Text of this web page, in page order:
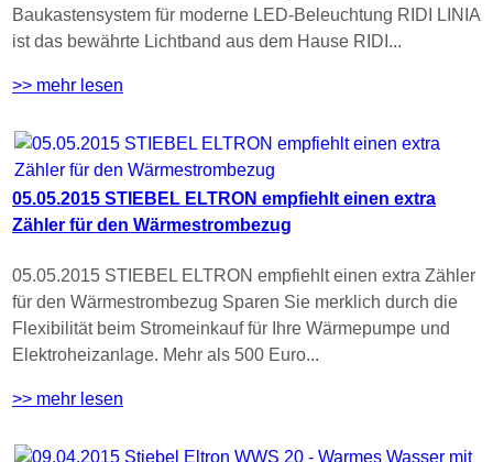
Baukastensystem für moderne LED-Beleuchtung RIDI LINIA
ist das bewährte Lichtband aus dem Hause RIDI...
>> mehr lesen
05.05.2015 STIEBEL ELTRON empfiehlt einen extra
Zähler für den Wärmestrombezug
05.05.2015 STIEBEL ELTRON empfiehlt einen extra Zähler
für den Wärmestrombezug Sparen Sie merklich durch die
Flexibilität beim Stromeinkauf für Ihre Wärmepumpe und
Elektroheizanlage. Mehr als 500 Euro...
>> mehr lesen